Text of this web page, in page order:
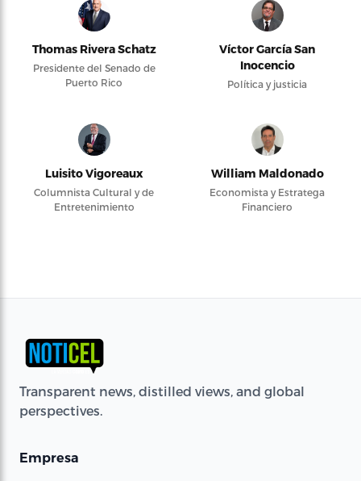
Thomas Rivera Schatz
Presidente del Senado de
Puerto Rico
Víctor García San
Inocencio
Política y justicia
Luisito Vigoreaux
Columnista Cultural y de
Entretenimiento
William Maldonado
Economista y Estratega
Financiero
Transparent news, distilled views, and global
perspectives.
Empresa